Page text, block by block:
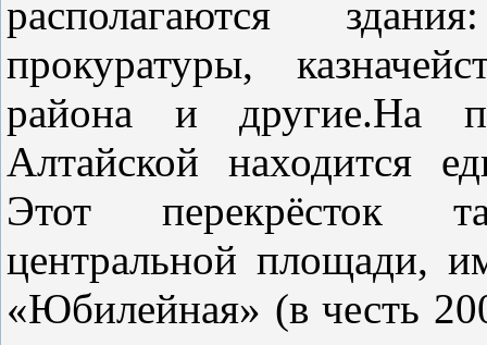
располагаются
прокуратуры,
района и другие.На
Алтайской находится
Этот перекрёсток
центральной площади,
«Юбилейная» (в честь